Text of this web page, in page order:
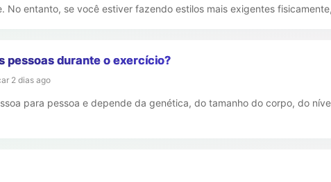
No entanto, se você estiver fazendo estilos mais exigentes
pessoas durante o exercício?
2 dias ago
para pessoa e depende da genética, do tamanho do corpo, do